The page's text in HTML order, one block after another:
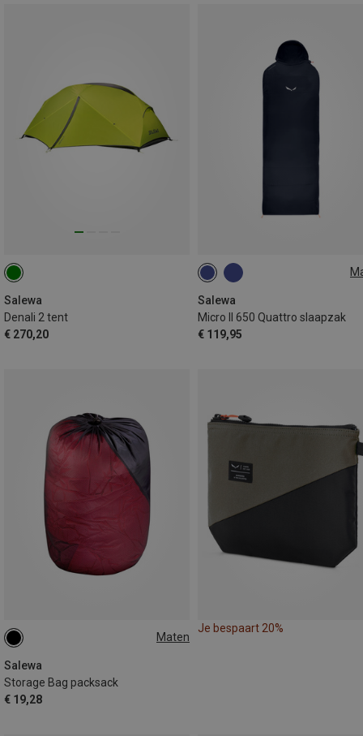
Salewa
Denali 2 tent
€ 270,20
Salewa
Micro II 650 Quattro slaapzak
€ 119,95
MAX. 185CM | LEFT
MAX. 185CM | RIGHT
Maten
Salewa
Storage Bag packsack
€ 19,28
ONE SIZE
Je bespaart 20%